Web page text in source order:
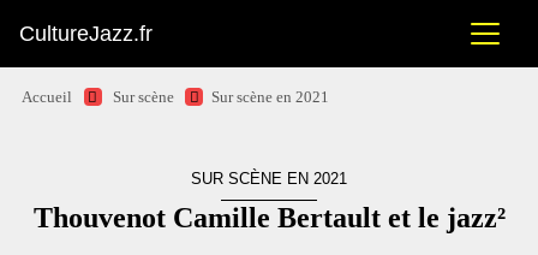
CultureJazz.fr
Accueil Sur scène Sur scène en 2021
SUR SCÈNE EN 2021
Thouvenot Camille Bertault et le jazz²